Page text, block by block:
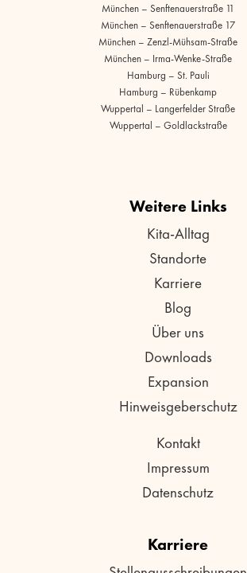
München – Senftenauerstraße 11
München – Senftenauerstraße 17
München – Zenzl-Mühsam-Straße
München – Irma-Wenke-Straße
Hamburg – St. Pauli
Hamburg – Rübenkamp
Wuppertal – Langerfelder Straße
Wuppertal – Goldlackstraße
Weitere Links
Kita-Alltag
Standorte
Karriere
Blog
Über uns
Downloads
Expansion
Hinweisgeberschutz
Kontakt
Impressum
Datenschutz
Karriere